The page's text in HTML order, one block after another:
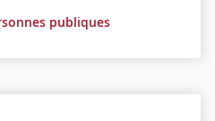
publiques